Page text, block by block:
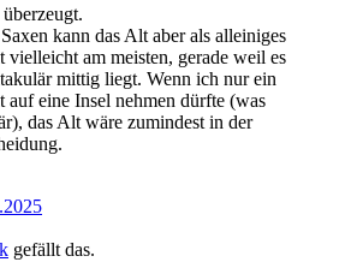
kann das Alt aber als alleiniges
vielleicht am meisten, gerade weil es
mittig liegt. Wenn ich nur ein
auf eine Insel nehmen dürfte (was
das Alt wäre zumindest in der
gefällt das.